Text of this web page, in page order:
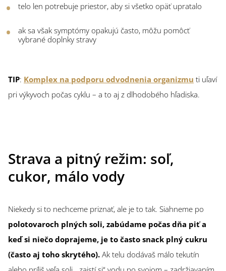
telo len potrebuje priestor, aby si všetko opäť upratalo
ak sa však symptómy opakujú často, môžu pomôcť
vybrané doplnky stravy
TIP: Komplex na podporu odvodnenia organizmu ti uľaví
pri výkyvoch počas cyklu – a to aj z dlhodobého hľadiska.
Strava a pitný režim: soľ,
cukor, málo vody
Niekedy si to nechceme priznať, ale je to tak. Siahneme po
polotovaroch plných soli, zabúdame počas dňa piť a
keď si niečo doprajeme, je to často snack plný cukru
(často aj toho skrytého). Ak telu dodávaš málo tekutín